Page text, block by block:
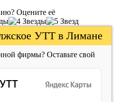
Оцените её
УТТ в Лимане
фирмы? Оставьте свой